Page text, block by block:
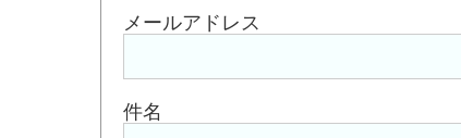
メールアドレス
件名